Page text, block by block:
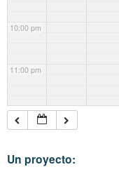
10:00 pm
11:00 pm
Un proyecto: